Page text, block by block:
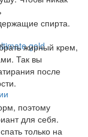
gold
спирта.
жирный крем,
Так вы
после
поэтому
для себя.
только на